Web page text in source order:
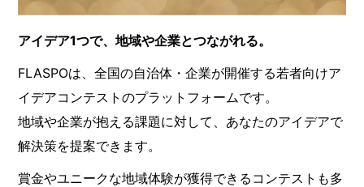
アイデア1つで、地域や企業とつながれる。
FLASPOは、全国の自治体・企業が開催する若者向けア
イデアコンテストのプラットフォームです。
地域や企業が抱える課題に対して、あなたのアイデアで
解決策を提案できます。
賞金やユニークな地域体験が獲得できるコンテストも多